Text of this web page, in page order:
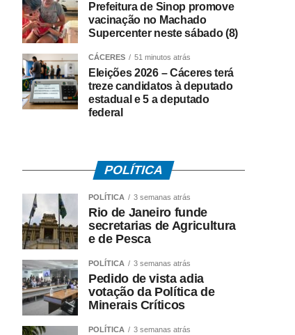
Prefeitura de Sinop promove
vacinação no Machado
Supercenter neste sábado (8)
CÁCERES 51 minutos atrás
Eleições 2026 – Cáceres terá
treze candidatos à deputado
estadual e 5 a deputado
federal
POLÍTICA
POLÍTICA 3 semanas atrás
Rio de Janeiro funde
secretarias de Agricultura
e de Pesca
POLÍTICA 3 semanas atrás
Pedido de vista adia
votação da Política de
Minerais Críticos
POLÍTICA 3 semanas atrás